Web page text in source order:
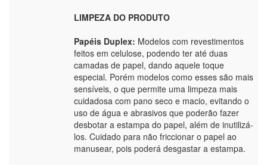
LIMPEZA DO PRODUTO
Papéis Duplex: Modelos com revestimentos
feitos em celulose, podendo ter até duas
camadas de papel, dando aquele toque
especial. Porém modelos como esses são mais
sensíveis, o que permite uma limpeza mais
cuidadosa com pano seco e macio, evitando o
uso de água e abrasivos que poderão fazer
desbotar a estampa do papel, além de inutilizá-
los. Cuidado para não friccionar o papel ao
manusear, pois poderá desgastar a estampa.